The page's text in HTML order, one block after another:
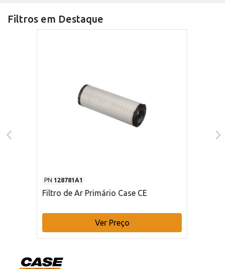
Filtros em Destaque
PN 128781A1
Filtro de Ar Primário Case CE
Ver Preço